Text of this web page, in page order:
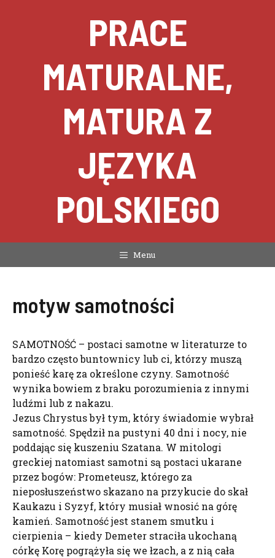
PRACE
MATURALNE,
MATURA Z
JĘZYKA
POLSKIEGO
Menu
motyw samotności
SAMOTNOŚĆ – postaci samotne w literaturze to
bardzo często buntownicy lub ci, którzy muszą
ponieść karę za określone czyny. Samotność
wynika bowiem z braku porozumienia z innymi
ludźmi lub z nakazu.
Jezus Chrystus był tym, który świadomie wybrał
samotność. Spędził na pustyni 40 dni i nocy, nie
poddając się kuszeniu Szatana. W mitologi
greckiej natomiast samotni są postaci ukarane
przez bogów: Prometeusz, którego za
nieposłuszeństwo skazano na przykucie do skał
Kaukazu i Syzyf, który musiał wnosić na górę
kamień. Samotność jest stanem smutku i
cierpienia – kiedy Demeter straciła ukochaną
córkę Korę pogrążyła się we łzach, a z nią cała